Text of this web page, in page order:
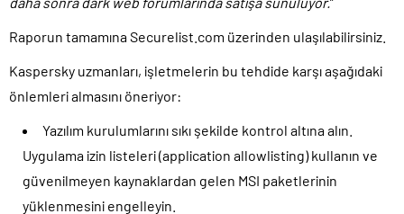
Raporun tamamına Securelist.com üzerinden ulaşılabilirsiniz.
Kaspersky uzmanları, işletmelerin bu tehdide karşı aşağıdaki
önlemleri almasını öneriyor:
Yazılım kurulumlarını sıkı şekilde kontrol altına alın.
Uygulama izin listeleri (application allowlisting) kullanın ve
güvenilmeyen kaynaklardan gelen MSI paketlerinin
yüklenmesini engelleyin.